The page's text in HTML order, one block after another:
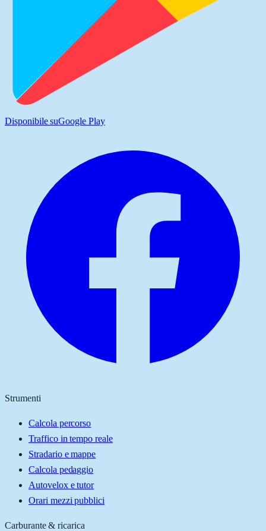
Disponibile suGoogle Play
Strumenti
Calcola percorso
Traffico in tempo reale
Stradario e mappe
Calcola pedaggio
Autovelox e tutor
Orari mezzi pubblici
Carburante & ricarica